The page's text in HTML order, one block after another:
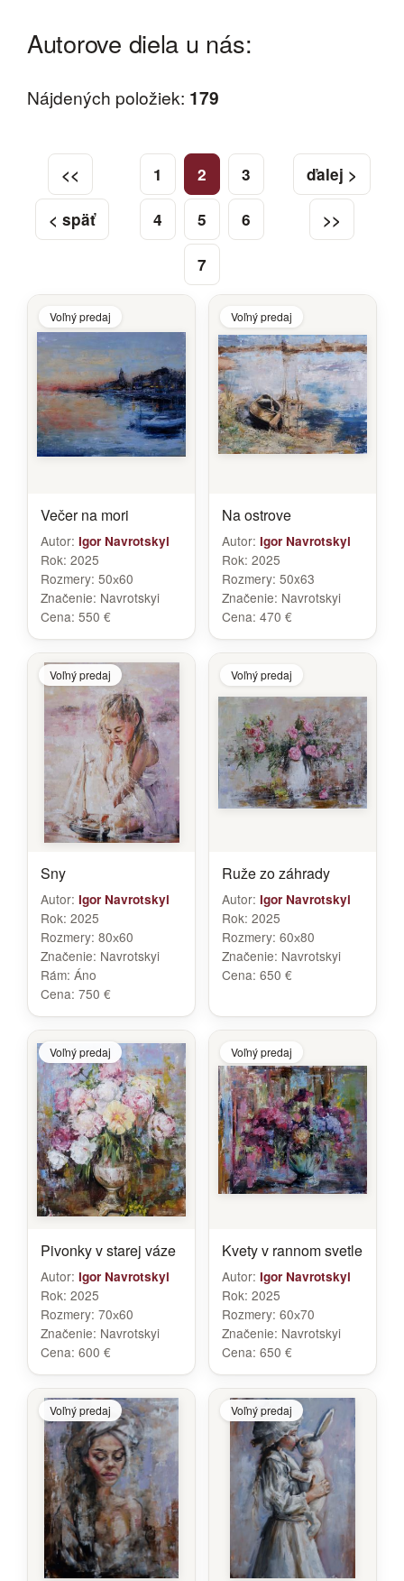
Autorove diela u nás:
Nájdených položiek: 179
<<
< späť
ďalej >
>>
1 2 3
4 5 6
7
Voľný predaj
Večer na mori
Autor: Igor Navrotskyi
Rok: 2025
Rozmery: 50х60
Značenie: Navrotskyi
Cena: 550 €
Voľný predaj
Na ostrove
Autor: Igor Navrotskyi
Rok: 2025
Rozmery: 50x63
Značenie: Navrotskyi
Cena: 470 €
Voľný predaj
Sny
Autor: Igor Navrotskyi
Rok: 2025
Rozmery: 80х60
Značenie: Navrotskyi
Rám: Áno
Cena: 750 €
Voľný predaj
Ruže zo záhrady
Autor: Igor Navrotskyi
Rok: 2025
Rozmery: 60х80
Značenie: Navrotskyi
Cena: 650 €
Voľný predaj
Pivonky v starej váze
Autor: Igor Navrotskyi
Rok: 2025
Rozmery: 70х60
Značenie: Navrotskyi
Cena: 600 €
Voľný predaj
Kvety v rannom svetle
Autor: Igor Navrotskyi
Rok: 2025
Rozmery: 60х70
Značenie: Navrotskyi
Cena: 650 €
Voľný predaj Voľný predaj